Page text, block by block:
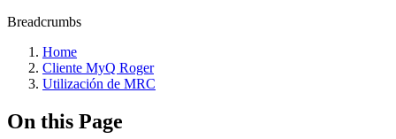
Breadcrumbs
Home
Cliente MyQ Roger
Utilización de MRC
On this Page